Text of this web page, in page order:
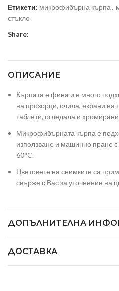
Етикети: микрофибърна кърпа,
стъкло
Share:
ОПИСАНИЕ
Кърпата е фина и е много
на прозорци, очила, екрани на
таблети, огледала и
Микрофибърната кърпа е
използване и машинно пране
60°C.
Цветовете на снимките са
свърже с Вас за уточнение на
ДОПЪЛНИТЕЛНА
ДОСТАВКА